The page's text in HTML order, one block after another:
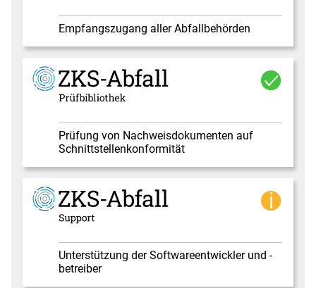
Empfangszugang aller Abfallbehörden
Prüfung von Nachweisdokumenten auf
Schnittstellenkonformität
Unterstützung der Softwareentwickler und -
betreiber